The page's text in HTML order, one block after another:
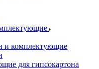
и комплектующие
для гипсокартона